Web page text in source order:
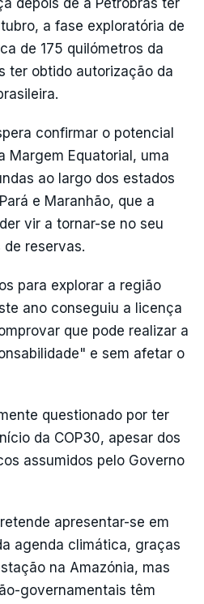
depois de a Petrobras ter
a fase exploratória de
de 175 quilómetros da
ter obtido autorização da
confirmar o potencial
Margem Equatorial, uma
ao largo dos estados
e Maranhão, que a
vir a tornar-se no seu
reservas.
para explorar a região
ano conseguiu a licença
que pode realizar a
e sem afetar o
questionado por ter
da COP30, apesar dos
assumidos pelo Governo
apresentar-se em
agenda climática, graças
na Amazónia, mas
governamentais têm